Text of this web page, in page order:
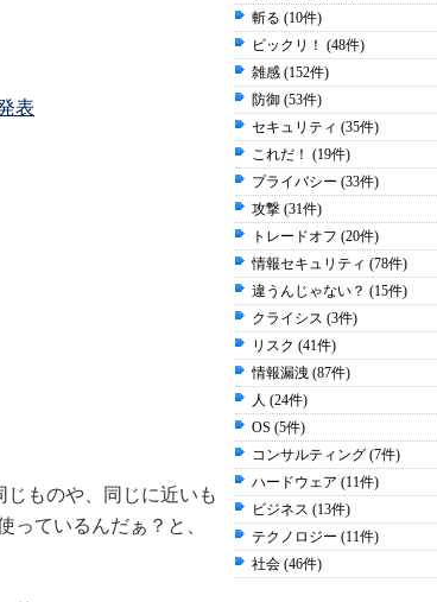
表
ものや、同じに近いも
っているんだぁ？と、
斬る (10件)
ビックリ！ (48件)
雑感 (152件)
防御 (53件)
セキュリティ (35件)
これだ！ (19件)
プライバシー (33件)
攻撃 (31件)
トレードオフ (20件)
情報セキュリティ (78件)
違うんじゃない？ (15件)
クライシス (3件)
リスク (41件)
情報漏洩 (87件)
人 (24件)
OS (5件)
コンサルティング (7件)
ハードウェア (11件)
ビジネス (13件)
テクノロジー (11件)
社会 (46件)